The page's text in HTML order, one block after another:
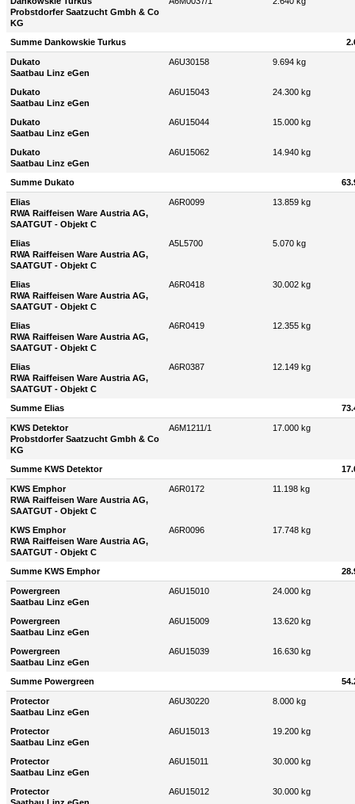
Probstdorfer Saatzucht Gmbh & Co
KG
Summe Dankowskie Turkus
Dukato
Saatbau Linz eGen
A6U30158 9.694 kg
Dukato
Saatbau Linz eGen
A6U15043 24.300 kg
Dukato
Saatbau Linz eGen
A6U15044 15.000 kg
Dukato
Saatbau Linz eGen
A6U15062 14.940 kg
Summe Dukato
Elias
RWA Raiffeisen Ware Austria AG,
SAATGUT - Objekt C
A6R0099 13.859 kg
Elias
RWA Raiffeisen Ware Austria AG,
SAATGUT - Objekt C
A5L5700 5.070 kg
Elias
RWA Raiffeisen Ware Austria AG,
SAATGUT - Objekt C
A6R0418 30.002 kg
Elias
RWA Raiffeisen Ware Austria AG,
SAATGUT - Objekt C
A6R0419 12.355 kg
Elias
RWA Raiffeisen Ware Austria AG,
SAATGUT - Objekt C
A6R0387 12.149 kg
Summe Elias
KWS Detektor
Probstdorfer Saatzucht Gmbh & Co
KG
A6M1211/1 17.000 kg
Summe KWS Detektor
KWS Emphor
RWA Raiffeisen Ware Austria AG,
SAATGUT - Objekt C
A6R0172 11.198 kg
KWS Emphor
RWA Raiffeisen Ware Austria AG,
SAATGUT - Objekt C
A6R0096 17.748 kg
Summe KWS Emphor
Powergreen
Saatbau Linz eGen
A6U15010 24.000 kg
Powergreen
Saatbau Linz eGen
A6U15009 13.620 kg
Powergreen
Saatbau Linz eGen
A6U15039 16.630 kg
Summe Powergreen
Protector
Saatbau Linz eGen
A6U30220 8.000 kg
Protector
Saatbau Linz eGen
A6U15013 19.200 kg
Protector
Saatbau Linz eGen
A6U15011 30.000 kg
Protector
A6U15012 30.000 kg